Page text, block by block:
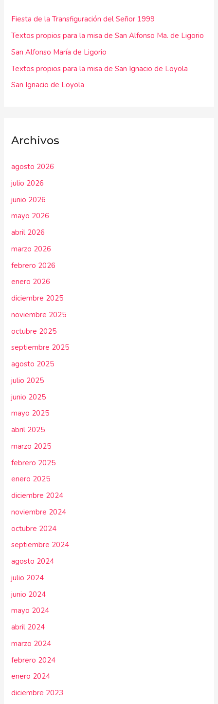
p
o
r
:
Fiesta de la Transfiguración del Señor 1999
Textos propios para la misa de San Alfonso Ma. de Ligorio
San Alfonso María de Ligorio
Textos propios para la misa de San Ignacio de Loyola
San Ignacio de Loyola
Archivos
agosto 2026
julio 2026
junio 2026
mayo 2026
abril 2026
marzo 2026
febrero 2026
enero 2026
diciembre 2025
noviembre 2025
octubre 2025
septiembre 2025
agosto 2025
julio 2025
junio 2025
mayo 2025
abril 2025
marzo 2025
febrero 2025
enero 2025
diciembre 2024
noviembre 2024
octubre 2024
septiembre 2024
agosto 2024
julio 2024
junio 2024
mayo 2024
abril 2024
marzo 2024
febrero 2024
enero 2024
diciembre 2023